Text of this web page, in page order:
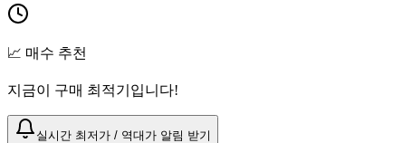
📈 매수 추천
지금이 구매 최적기입니다!
실시간 최저가 / 역대가 알림 받기